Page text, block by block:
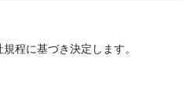
程に基づき決定します。